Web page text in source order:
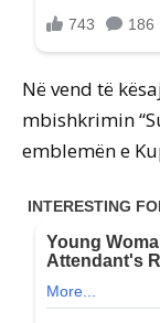
Në vend të
mbishkrimin
emblemën e